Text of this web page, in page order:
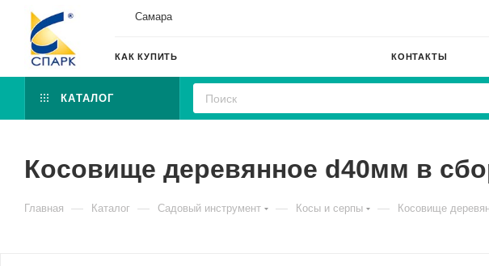
Самара
КАК КУПИТЬ КОНТАКТЫ
КАТАЛОГ
Косовище деревянное d40мм в
Главная — Каталог — Садовый инструмент — Косы и серпы — Косовище